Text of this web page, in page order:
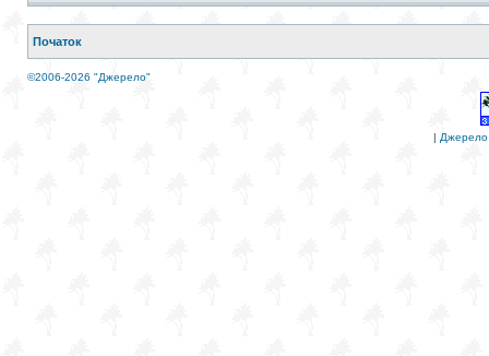
Початок
©2006-2026 "Джерело"
| Джерело